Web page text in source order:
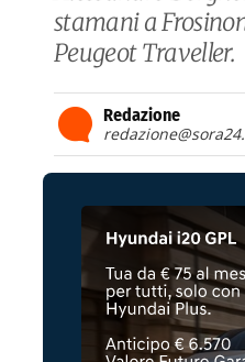
stamani a
Peugeot Traveller.
Redazione